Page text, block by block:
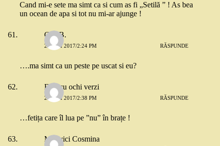
Cand mi-e sete ma simt ca si cum as fi „Setilă ” ! As bea
un ocean de apa si tot nu mi-ar ajunge !
Cris B.
26 MAI 2017/2:24 PM RĂSPUNDE
….ma simt ca un peste pe uscat si eu?
Fata cu ochi verzi
26 MAI 2017/2:38 PM RĂSPUNDE
…fetița care îl lua pe ”nu” în brațe !
Milovici Cosmina